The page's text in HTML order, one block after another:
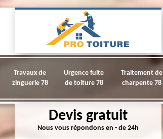
Travaux de
zinguerie 78
Urgence fuite
de toiture 78
Traitement de
charpente 78
Devis gratuit
Nous vous répondons en - de 24h